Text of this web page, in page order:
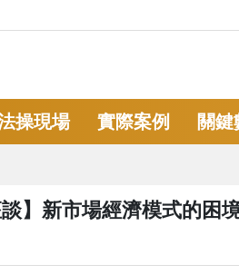
操現場 實際案例 關鍵
】新市場經濟模式的困